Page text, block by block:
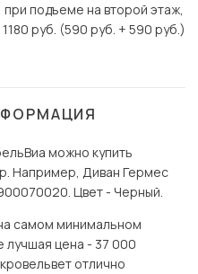
подъеме на второй этаж,
руб. (590 руб. + 590 руб.)
можно купить
Например, Диван Гермес
Цвет - Черный.
самом минимальном
лучшая цена - 37 000
отлично